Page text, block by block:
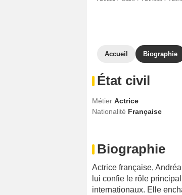
Accueil Biographie
État civil
Métier Actrice
Nationalité Française
Biographie
Actrice française,
lui confie le rôle
internationaux. Elle